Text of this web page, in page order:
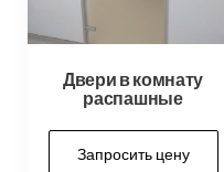
Двери в комнату
распашные